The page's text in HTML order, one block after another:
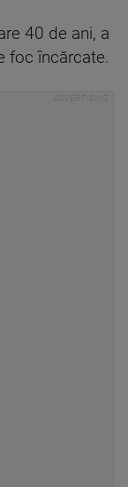
40 de ani, a
foc încărcate.